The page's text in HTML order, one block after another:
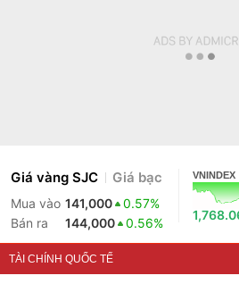
Giá vàng SJC Giá bạc
Mua vào 141,000
0.57%
Bán ra
144,000 0.56%
VNINDEX
TÀI CHÍNH QUỐC TẾ